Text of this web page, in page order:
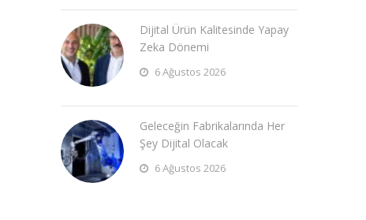
Dijital Ürün Kalitesinde Yapay
Zeka Dönemi
6 Ağustos 2026
Geleceğin Fabrikalarında Her
Şey Dijital Olacak
6 Ağustos 2026